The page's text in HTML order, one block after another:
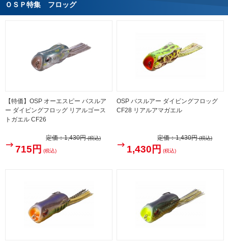
ＯＳＰ特集 フロッグ
【特価】OSP オーエスピー バスルア
ー ダイビングフロッグ リアルゴース
トガエル CF26
定価：1,430円(税込)
715円 (税込)
OSP バスルアー ダイビングフロッグ
CF28 リアルアマガエル
定価：1,430円(税込)
1,430円 (税込)